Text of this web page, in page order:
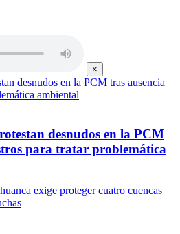
×
desnudos en la PCM
para tratar problemática